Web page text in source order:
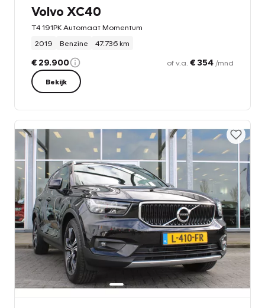
Volvo XC40
T4 191PK Automaat Momentum
2019
Benzine 47.736 km
€ 29.900 of v.a. € 354 /mnd
Bekijk